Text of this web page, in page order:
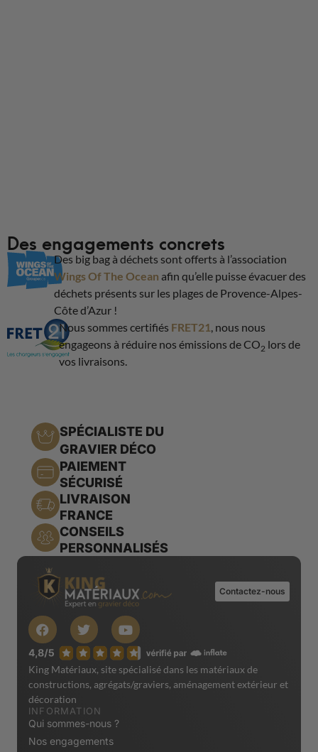
Des engagements concrets
Des big bag à déchets sont offerts à l’association
Wings Of The Ocean afin qu’elle puisse évacuer des
déchets présents sur les plages de Provence-Alpes-
Côte d’Azur !
Nous sommes certifiés FRET21, nous nous
engageons à réduire nos émissions de CO2 lors de
vos livraisons.
SPÉCIALISTE DU
GRAVIER DÉCO
PAIEMENT
SÉCURISÉ
LIVRAISON
FRANCE
CONSEILS
PERSONNALISÉS
Contactez-nous
King Matériaux, site spécialisé dans les matériaux de
constructions, agrégats/graviers, aménagement extérieur et
décoration
INFORMATION
Qui sommes-nous ?
Nos engagements